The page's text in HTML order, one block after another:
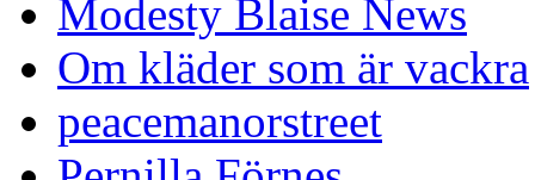
Modesty Blaise News
Om kläder som är vackra
peacemanorstreet